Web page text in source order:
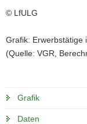
© LfULG
Grafik: Erwerbstätige
(Quelle: VGR,
Grafik
Daten